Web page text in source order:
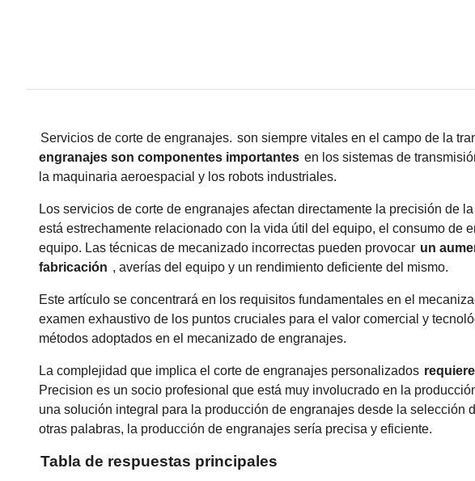
Servicios de corte de engranajes. son siempre vitales en el campo de la
engranajes son componentes importantes en los sistemas de
la maquinaria aeroespacial y los robots industriales.
Los servicios de corte de engranajes afectan directamente la precisión de
está estrechamente relacionado con la vida útil del equipo, el consumo de
equipo. Las técnicas de mecanizado incorrectas pueden provocar un
fabricación , averías del equipo y un rendimiento deficiente del mismo.
Este artículo se concentrará en los requisitos fundamentales en el
examen exhaustivo de los puntos cruciales para el valor comercial y
métodos adoptados en el mecanizado de engranajes.
La complejidad que implica el corte de engranajes personalizados
Precision es un socio profesional que está muy involucrado en la
una solución integral para la producción de engranajes desde la selección
otras palabras, la producción de engranajes sería precisa y eficiente.
Tabla de respuestas principales